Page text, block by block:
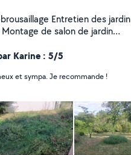
Karine : 5/5
et sympa. Je recommande !